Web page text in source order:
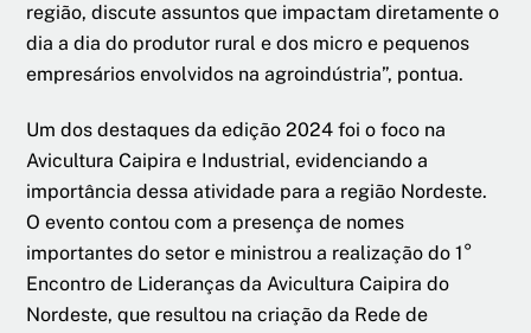
região, discute assuntos que impactam diretamente o
dia a dia do produtor rural e dos micro e pequenos
empresários envolvidos na agroindústria”, pontua.
Um dos destaques da edição 2024 foi o foco na
Avicultura Caipira e Industrial, evidenciando a
importância dessa atividade para a região Nordeste.
O evento contou com a presença de nomes
importantes do setor e ministrou a realização do 1°
Encontro de Lideranças da Avicultura Caipira do
Nordeste, que resultou na criação da Rede de